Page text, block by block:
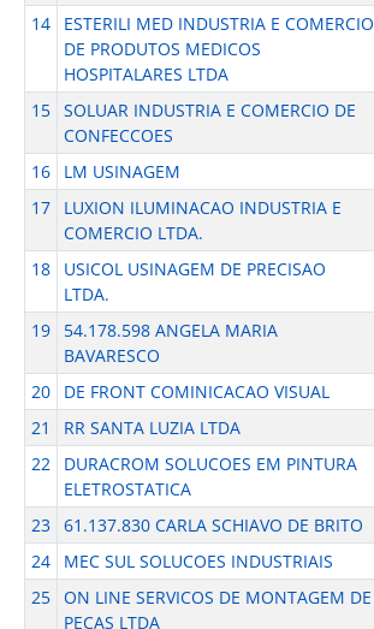
14
ESTERILI MED INDUSTRIA E COMERCIO
DE PRODUTOS MEDICOS
HOSPITALARES LTDA
15 SOLUAR INDUSTRIA E COMERCIO DE
CONFECCOES
16 LM USINAGEM
17
LUXION ILUMINACAO INDUSTRIA E
COMERCIO LTDA.
18
USICOL USINAGEM DE PRECISAO
LTDA.
19
54.178.598 ANGELA MARIA
BAVARESCO
20 DE FRONT COMINICACAO VISUAL
21
RR SANTA LUZIA LTDA
22
DURACROM SOLUCOES EM PINTURA
ELETROSTATICA
23 61.137.830 CARLA SCHIAVO DE BRITO
24
MEC SUL SOLUCOES INDUSTRIAIS
25 ON LINE SERVICOS DE MONTAGEM DE
PECAS LTDA